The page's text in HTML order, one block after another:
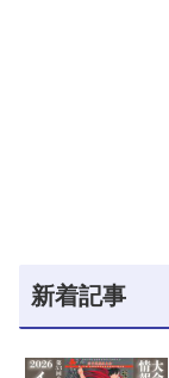
新着記事